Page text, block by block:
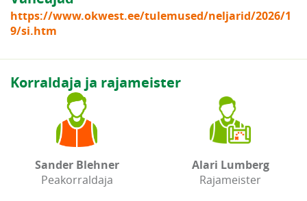
https://www.okwest.ee/tulemused/neljarid/2026/1
9/si.htm
Korraldaja ja rajameister
Sander Blehner
Peakorraldaja
Alari Lumberg
Rajameister